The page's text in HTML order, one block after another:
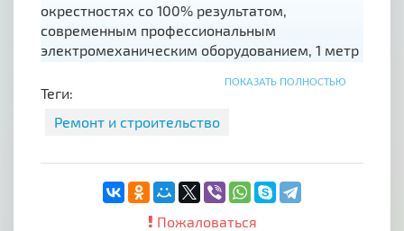
окрестностях со 100% результатом,
современным профессиональным
электромеханическим оборудованием, 1 метр
Оплата может осуществляется за наличный и
безналичный расчет по факту оказанных
ПОКАЗАТЬ ПОЛНОСТЬЮ
Теги:
Ремонт и строительство
Пожаловаться